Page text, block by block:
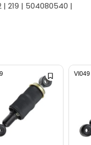
| 219 | 504080540 |
VI049